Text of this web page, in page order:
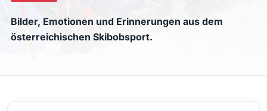
Bilder, Emotionen und Erinnerungen aus dem
österreichischen Skibobsport.